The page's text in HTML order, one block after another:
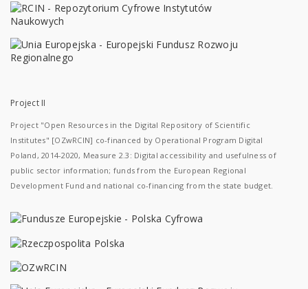
Project II
Project "Open Resources in the Digital Repository of Scientific
Institutes" [OZwRCIN] co-financed by Operational Program Digital
Poland, 2014-2020, Measure 2.3: Digital accessibility and usefulness of
public sector information; funds from the European Regional
Development Fund and national co-financing from the state budget.